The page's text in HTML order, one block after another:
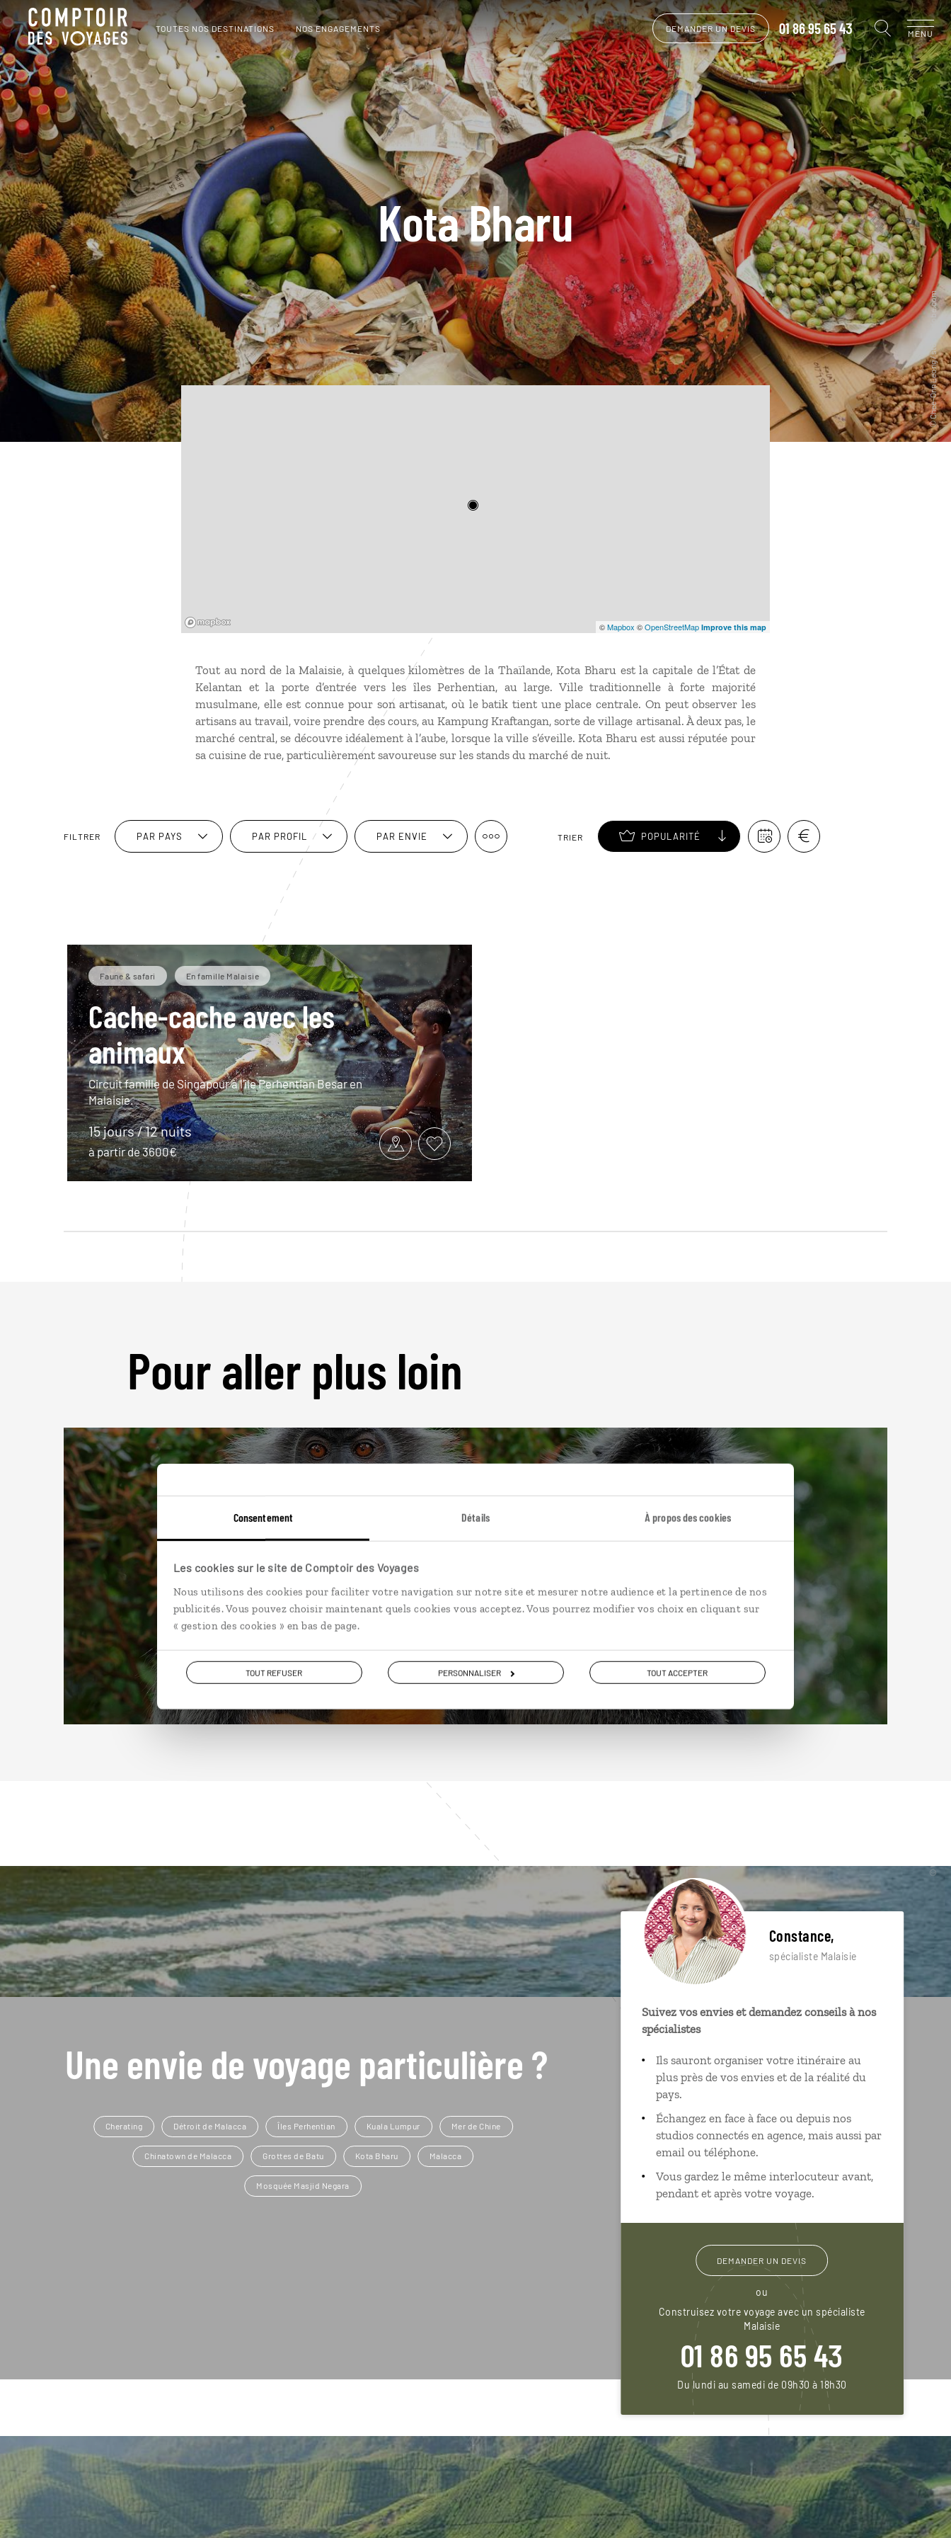
Consentement Détails À propos des cookies
Les cookies sur le site de Comptoir des Voyages
Nous utilisons des cookies pour faciliter votre navigation sur notre site et mesurer notre audience et la pertinence de nos
publicités. Vous pouvez choisir maintenant quels cookies vous acceptez. Vous pourrez modifier vos choix en cliquant sur
« gestion des cookies » en bas de page.
TOUT REFUSER PERSONNALISER TOUT ACCEPTER
TOUTES NOS DESTINATIONS NOS ENGAGEMENTS DEMANDER UN DEVIS 01 86 95 65 43 MENU
Kota Bharu
©Mapbox ©OpenStreetMap Improve this map
Tout au nord de la Malaisie, à quelques kilomètres de la Thaïlande, Kota Bharu est la capitale de l’État de
Kelantan et la porte d’entrée vers les îles Perhentian, au large. Ville traditionnelle à forte majorité
musulmane, elle est connue pour son artisanat, où le batik tient une place centrale. On peut observer les
artisans au travail, voire prendre des cours, au Kampung Kraftangan, sorte de village artisanal. À deux pas, le
marché central, se découvre idéalement à l’aube, lorsque la ville s’éveille. Kota Bharu est aussi réputée pour
sa cuisine de rue, particulièrement savoureuse sur les stands du marché de nuit.
FILTRER PAR PAYS PAR PROFIL PAR ENVIE TRIER POPULARITÉ
Faune & safari En famille Malaisie
Cache-cache avec les
animaux
Circuit famille de Singapour à l’île Perhentian Besar en
Malaisie.
15 jours / 12 nuits
à partir de 3600€
Pour aller plus loin
Nos 6 idées de voyage
Malaisie
Une envie de voyage particulière ?
Cherating Détroit de Malacca Îles Perhentian Kuala Lumpur Mer de Chine
Chinatown de Malacca Grottes de Batu Kota Bharu Malacca
Mosquée Masjid Negara
Constance,
spécialiste Malaisie
Suivez vos envies et demandez conseils à nos
spécialistes
Ils sauront organiser votre itinéraire au
plus près de vos envies et de la réalité du
pays.
Échangez en face à face ou depuis nos
studios connectés en agence, mais aussi par
email ou téléphone.
Vous gardez le même interlocuteur avant,
pendant et après votre voyage.
DEMANDER UN DEVIS
ou
Construisez votre voyage avec un spécialiste
Malaisie
01 86 95 65 43
Du lundi au samedi de 09h30 à 18h30